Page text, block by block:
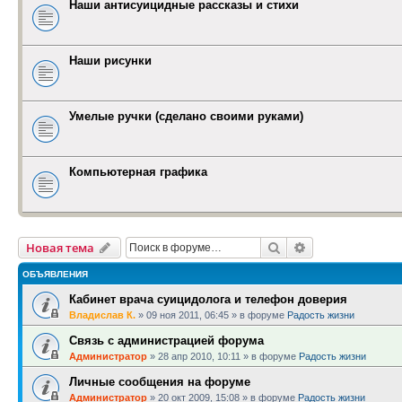
Наши антисуицидные рассказы и стихи
Наши рисунки
Умелые ручки (сделано своими руками)
Компьютерная графика
Новая тема Поиск
ОБЪЯВЛЕНИЯ
Кабинет врача суицидолога и телефон доверия
Владислав К. » 09 ноя 2011, 06:45 » в форуме Радость жизни
Связь с администрацией форума
Администратор » 28 апр 2010, 10:11 » в форуме Радость жизни
Личные сообщения на форуме
Администратор » 20 окт 2009, 15:08 » в форуме Радость жизни